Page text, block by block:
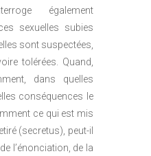
également
sexuelles subies
sont suspectées,
tolérées. Quand,
dans quelles
conséquences le
ce qui est mis
(secretus), peut-il
l’énonciation, de la